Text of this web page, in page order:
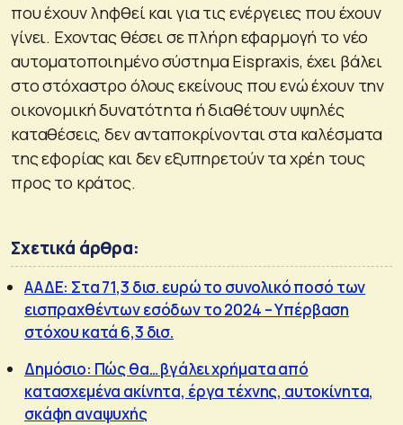
που έχουν ληφθεί και για τις ενέργειες που έχουν
γίνει. Εχοντας θέσει σε πλήρη εφαρμογή το νέο
αυτοματοποιημένο σύστημα Eispraxis, έχει βάλει
στο στόχαστρο όλους εκείνους που ενώ έχουν την
οικονομική δυνατότητα ή διαθέτουν υψηλές
καταθέσεις, δεν ανταποκρίνονται στα καλέσματα
της εφορίας και δεν εξυπηρετούν τα χρέη τους
προς το κράτος.
Σχετικά άρθρα:
ΑΑΔΕ: Στα 71,3 δισ. ευρώ το συνολικό ποσό των
εισπραχθέντων εσόδων το 2024 – Υπέρβαση
στόχου κατά 6,3 δισ.
Δημόσιο: Πώς θα… βγάλει χρήματα από
κατασχεμένα ακίνητα, έργα τέχνης, αυτοκίνητα,
σκάφη αναψυχής